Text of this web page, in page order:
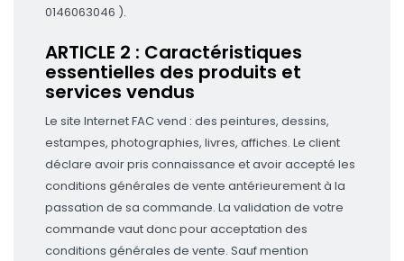
0146063046 ).
ARTICLE 2 : Caractéristiques
essentielles des produits et
services vendus
Le site Internet FAC vend : des peintures, dessins,
estampes, photographies, livres, affiches. Le client
déclare avoir pris connaissance et avoir accepté les
conditions générales de vente antérieurement à la
passation de sa commande. La validation de votre
commande vaut donc pour acceptation des
conditions générales de vente. Sauf mention